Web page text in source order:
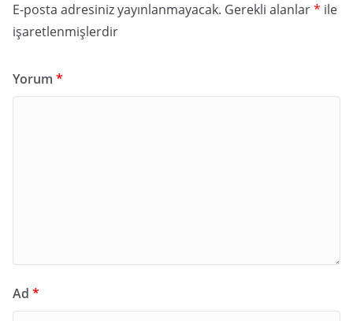
E-posta adresiniz yayınlanmayacak. Gerekli alanlar* ile
işaretlenmişlerdir
Yorum *
Ad *